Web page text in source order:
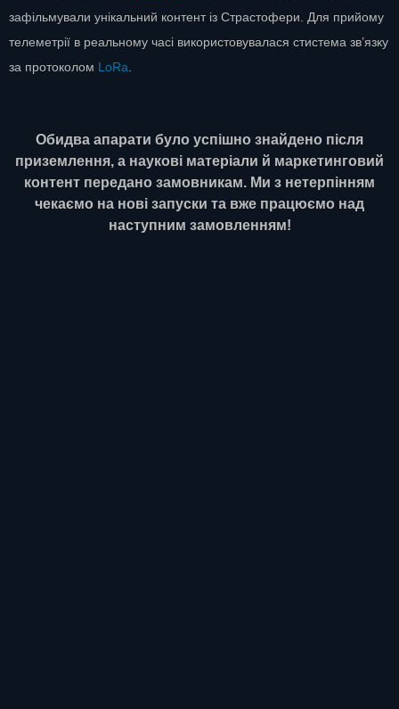
зафільмували унікальний контент із Страстофери. Для прийому
телеметрії в реальному часі використовувалася стистема зв’язку
за протоколом LoRa
Обидва апарати було успішно знайдено після
приземлення, а наукові матеріали й маркетинговий
контент передано замовникам. Ми з нетерпінням
чекаємо на нові запуски та вже працюємо над
наступним замовленням!